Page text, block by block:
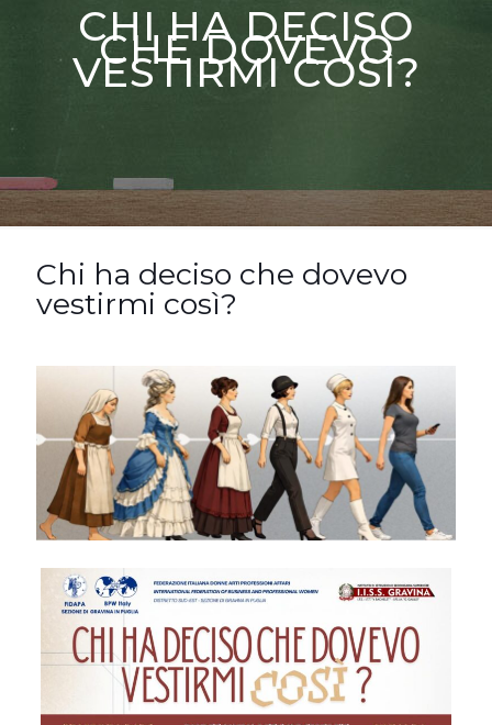
CHI HA DECISO
CHE DOVEVO
VESTIRMI COSÌ?
Chi ha deciso che dovevo
vestirmi così?